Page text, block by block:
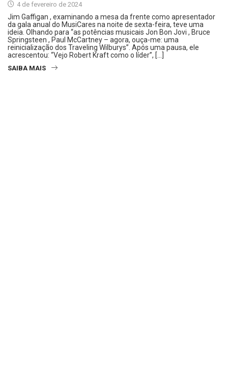
4 de fevereiro de 2024
Jim Gaffigan , examinando a mesa da frente como apresentador
da gala anual do MusiCares na noite de sexta-feira, teve uma
ideia. Olhando para “as potências musicais Jon Bon Jovi , Bruce
Springsteen , Paul McCartney – agora, ouça-me: uma
reinicialização dos Traveling Wilburys”. Após uma pausa, ele
acrescentou: “Vejo Robert Kraft como o líder”, […]
SAIBA MAIS